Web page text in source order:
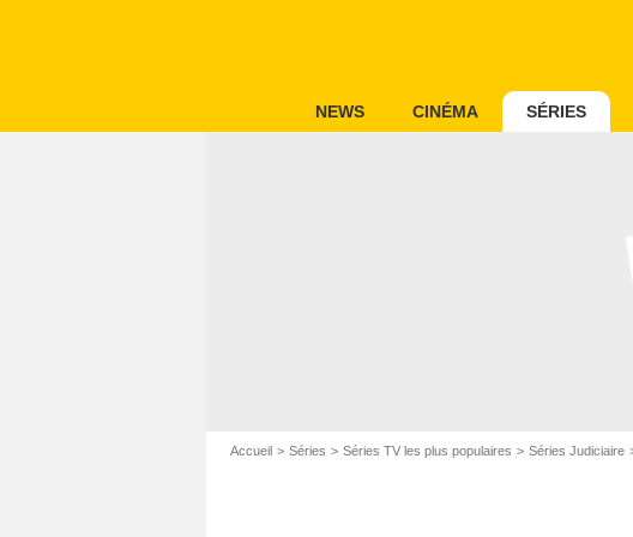
NEWS CINÉMA SÉRIES
Accueil Séries Séries TV les plus populaires Séries Judiciaire